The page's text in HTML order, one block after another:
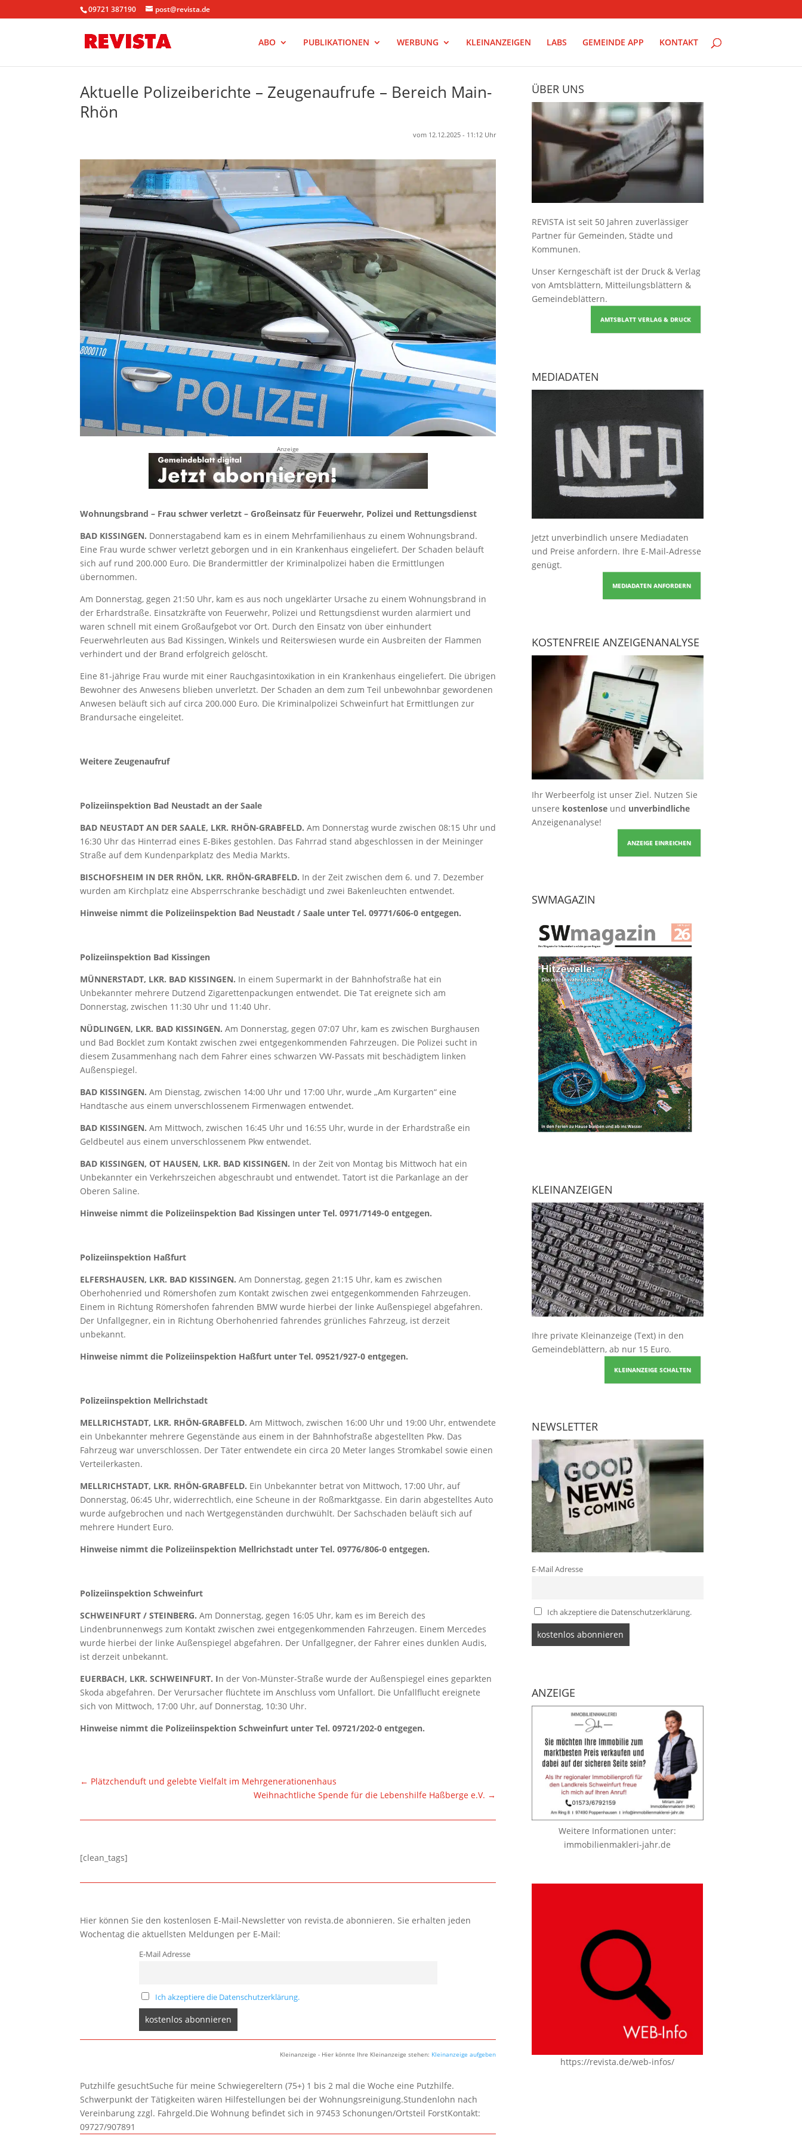
09721 387190 post@revista.de
ABO PUBLIKATIONEN WERBUNG KLEINANZEIGEN LABS GEMEINDE APP KONTAKT
Aktuelle Polizeiberichte – Zeugenaufrufe – Bereich Main-
Rhön
vom 12.12.2025 - 11:12 Uhr
Anzeige
Wohnungsbrand – Frau schwer verletzt – Großeinsatz für Feuerwehr, Polizei und Rettungsdienst
BAD KISSINGEN. Donnerstagabend kam es in einem Mehrfamilienhaus zu einem Wohnungsbrand.
Eine Frau wurde schwer verletzt geborgen und in ein Krankenhaus eingeliefert. Der Schaden beläuft
sich auf rund 200.000 Euro. Die Brandermittler der Kriminalpolizei haben die Ermittlungen
übernommen.
Am Donnerstag, gegen 21:50 Uhr, kam es aus noch ungeklärter Ursache zu einem Wohnungsbrand in
der Erhardstraße. Einsatzkräfte von Feuerwehr, Polizei und Rettungsdienst wurden alarmiert und
waren schnell mit einem Großaufgebot vor Ort. Durch den Einsatz von über einhundert
Feuerwehrleuten aus Bad Kissingen, Winkels und Reiterswiesen wurde ein Ausbreiten der Flammen
verhindert und der Brand erfolgreich gelöscht.
Eine 81-jährige Frau wurde mit einer Rauchgasintoxikation in ein Krankenhaus eingeliefert. Die übrigen
Bewohner des Anwesens blieben unverletzt. Der Schaden an dem zum Teil unbewohnbar gewordenen
Anwesen beläuft sich auf circa 200.000 Euro. Die Kriminalpolizei Schweinfurt hat Ermittlungen zur
Brandursache eingeleitet.
Weitere Zeugenaufruf
Polizeiinspektion Bad Neustadt an der Saale
BAD NEUSTADT AN DER SAALE, LKR. RHÖN-GRABFELD. Am Donnerstag wurde zwischen 08:15 Uhr und
16:30 Uhr das Hinterrad eines E-Bikes gestohlen. Das Fahrrad stand abgeschlossen in der Meininger
Straße auf dem Kundenparkplatz des Media Markts.
BISCHOFSHEIM IN DER RHÖN, LKR. RHÖN-GRABFELD. In der Zeit zwischen dem 6. und 7. Dezember
wurden am Kirchplatz eine Absperrschranke beschädigt und zwei Bakenleuchten entwendet.
Hinweise nimmt die Polizeiinspektion Bad Neustadt / Saale unter Tel. 09771/606-0 entgegen.
Polizeiinspektion Bad Kissingen
MÜNNERSTADT, LKR. BAD KISSINGEN. In einem Supermarkt in der Bahnhofstraße hat ein
Unbekannter mehrere Dutzend Zigarettenpackungen entwendet. Die Tat ereignete sich am
Donnerstag, zwischen 11:30 Uhr und 11:40 Uhr.
NÜDLINGEN, LKR. BAD KISSINGEN. Am Donnerstag, gegen 07:07 Uhr, kam es zwischen Burghausen
und Bad Bocklet zum Kontakt zwischen zwei entgegenkommenden Fahrzeugen. Die Polizei sucht in
diesem Zusammenhang nach dem Fahrer eines schwarzen VW-Passats mit beschädigtem linken
Außenspiegel.
BAD KISSINGEN. Am Dienstag, zwischen 14:00 Uhr und 17:00 Uhr, wurde „Am Kurgarten“ eine
Handtasche aus einem unverschlossenem Firmenwagen entwendet.
BAD KISSINGEN. Am Mittwoch, zwischen 16:45 Uhr und 16:55 Uhr, wurde in der Erhardstraße ein
Geldbeutel aus einem unverschlossenem Pkw entwendet.
BAD KISSINGEN, OT HAUSEN, LKR. BAD KISSINGEN. In der Zeit von Montag bis Mittwoch hat ein
Unbekannter ein Verkehrszeichen abgeschraubt und entwendet. Tatort ist die Parkanlage an der
Oberen Saline.
Hinweise nimmt die Polizeiinspektion Bad Kissingen unter Tel. 0971/7149-0 entgegen.
Polizeiinspektion Haßfurt
ELFERSHAUSEN, LKR. BAD KISSINGEN. Am Donnerstag, gegen 21:15 Uhr, kam es zwischen
Oberhohenried und Römershofen zum Kontakt zwischen zwei entgegenkommenden Fahrzeugen.
Einem in Richtung Römershofen fahrenden BMW wurde hierbei der linke Außenspiegel abgefahren.
Der Unfallgegner, ein in Richtung Oberhohenried fahrendes grünliches Fahrzeug, ist derzeit
unbekannt.
Hinweise nimmt die Polizeiinspektion Haßfurt unter Tel. 09521/927-0 entgegen.
Polizeiinspektion Mellrichstadt
MELLRICHSTADT, LKR. RHÖN-GRABFELD. Am Mittwoch, zwischen 16:00 Uhr und 19:00 Uhr, entwendete
ein Unbekannter mehrere Gegenstände aus einem in der Bahnhofstraße abgestellten Pkw. Das
Fahrzeug war unverschlossen. Der Täter entwendete ein circa 20 Meter langes Stromkabel sowie einen
Verteilerkasten.
MELLRICHSTADT, LKR. RHÖN-GRABFELD. Ein Unbekannter betrat von Mittwoch, 17:00 Uhr, auf
Donnerstag, 06:45 Uhr, widerrechtlich, eine Scheune in der Roßmarktgasse. Ein darin abgestelltes Auto
wurde aufgebrochen und nach Wertgegenständen durchwühlt. Der Sachschaden beläuft sich auf
mehrere Hundert Euro.
Hinweise nimmt die Polizeiinspektion Mellrichstadt unter Tel. 09776/806-0 entgegen.
Polizeiinspektion Schweinfurt
SCHWEINFURT / STEINBERG. Am Donnerstag, gegen 16:05 Uhr, kam es im Bereich des
Lindenbrunnenwegs zum Kontakt zwischen zwei entgegenkommenden Fahrzeugen. Einem Mercedes
wurde hierbei der linke Außenspiegel abgefahren. Der Unfallgegner, der Fahrer eines dunklen Audis,
ist derzeit unbekannt.
EUERBACH, LKR. SCHWEINFURT. In der Von-Münster-Straße wurde der Außenspiegel eines geparkten
Skoda abgefahren. Der Verursacher flüchtete im Anschluss vom Unfallort. Die Unfallflucht ereignete
sich von Mittwoch, 17:00 Uhr, auf Donnerstag, 10:30 Uhr.
Hinweise nimmt die Polizeiinspektion Schweinfurt unter Tel. 09721/202-0 entgegen.
← Plätzchenduft und gelebte Vielfalt im Mehrgenerationenhaus
Weihnachtliche Spende für die Lebenshilfe Haßberge e.V. →
[clean_tags]
Hier können Sie den kostenlosen E-Mail-Newsletter von revista.de abonnieren. Sie erhalten jeden
Wochentag die aktuellsten Meldungen per E-Mail:
E-Mail Adresse
Ich akzeptiere die Datenschutzerklärung.
Kleinanzeige - Hier könnte Ihre Kleinanzeige stehen: Kleinanzeige aufgeben
Putzhilfe gesuchtSuche für meine Schwiegereltern (75+) 1 bis 2 mal die Woche eine Putzhilfe.
Schwerpunkt der Tätigkeiten wären Hilfestellungen bei der Wohnungsreinigung.Stundenlohn nach
Vereinbarung zzgl. Fahrgeld.Die Wohnung befindet sich in 97453 Schonungen/Ortsteil ForstKontakt:
09727/907891
ÜBER UNS
REVISTA ist seit 50 Jahren zuverlässiger
Partner für Gemeinden, Städte und
Kommunen.
Unser Kerngeschäft ist der Druck & Verlag
von Amtsblättern, Mitteilungsblättern &
Gemeindeblättern.
AMTSBLATT VERLAG & DRUCK
MEDIADATEN
Jetzt unverbindlich unsere Mediadaten
und Preise anfordern. Ihre E-Mail-Adresse
genügt.
MEDIADATEN ANFORDERN
KOSTENFREIE ANZEIGENANALYSE
Ihr Werbeerfolg ist unser Ziel. Nutzen Sie
unsere kostenloseund unverbindliche
Anzeigenanalyse!
ANZEIGE EINREICHEN
SWMAGAZIN
KLEINANZEIGEN
Ihre private Kleinanzeige (Text) in den
Gemeindeblättern, ab nur 15 Euro.
KLEINANZEIGE SCHALTEN
NEWSLETTER
E-Mail Adresse
Ich akzeptiere die Datenschutzerklärung.
ANZEIGE
Weitere Informationen unter:
immobilienmakleri-jahr.de
https://revista.de/web-infos/